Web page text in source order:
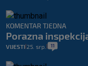
KOMENTAR TJEDNA
Porazna
VIJESTI 25. srp. 11